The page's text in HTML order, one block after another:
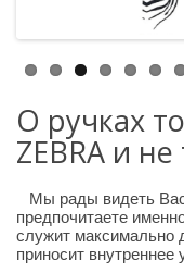
О ручках
ZEBRA и
Мы рады видеть
предпочитаете
служит максимально
приносит внутреннее